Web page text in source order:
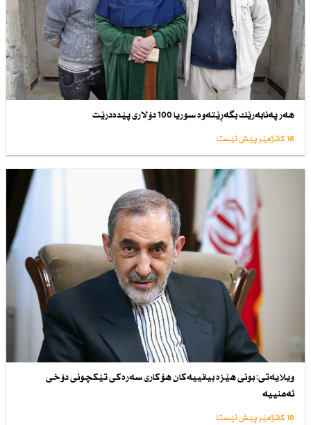
هەر پەنابەرێك بگەڕێتەوە سوریا 100 دۆلاری پێدەدرێت
18 کاتژمێر پێش ئێستا
ویلایەتی: بونی هێزە بیانییەكان هۆكاری سەرەكی تێكچونی دۆخی
ئەمنییە
18 کاتژمێر پێش ئێستا